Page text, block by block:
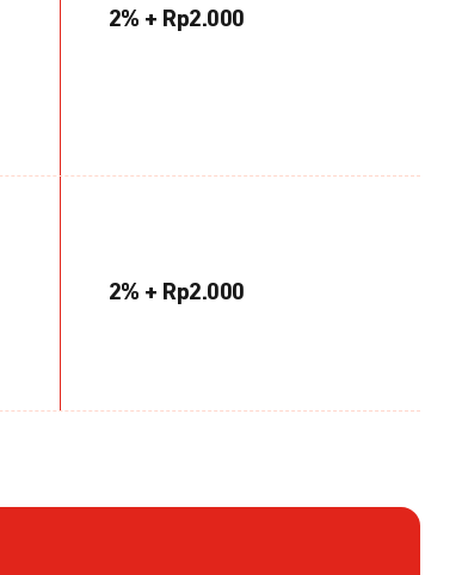
2% + Rp2.000
2% + Rp2.000